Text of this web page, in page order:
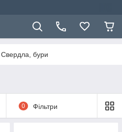
Свердла, бури
0 Фільтри